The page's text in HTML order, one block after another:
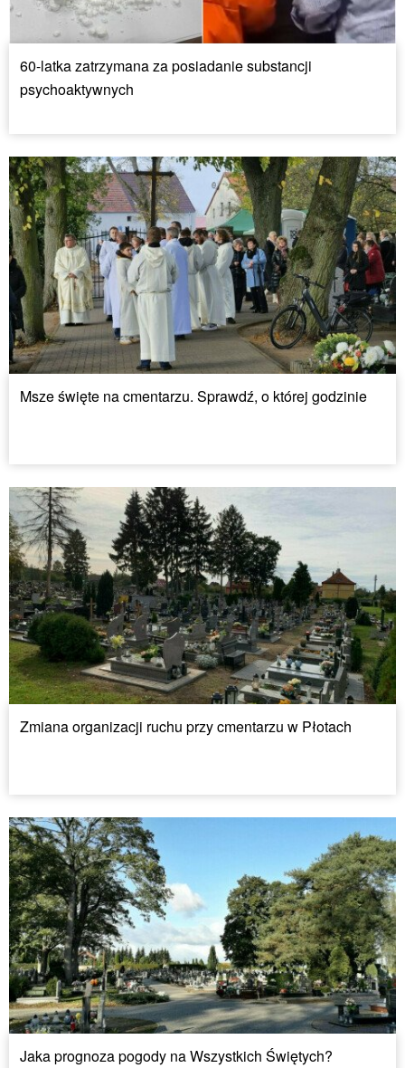
60-latka zatrzymana za posiadanie substancji
psychoaktywnych
Msze święte na cmentarzu. Sprawdź, o której godzinie
Zmiana organizacji ruchu przy cmentarzu w Płotach
Jaka prognoza pogody na Wszystkich Świętych?